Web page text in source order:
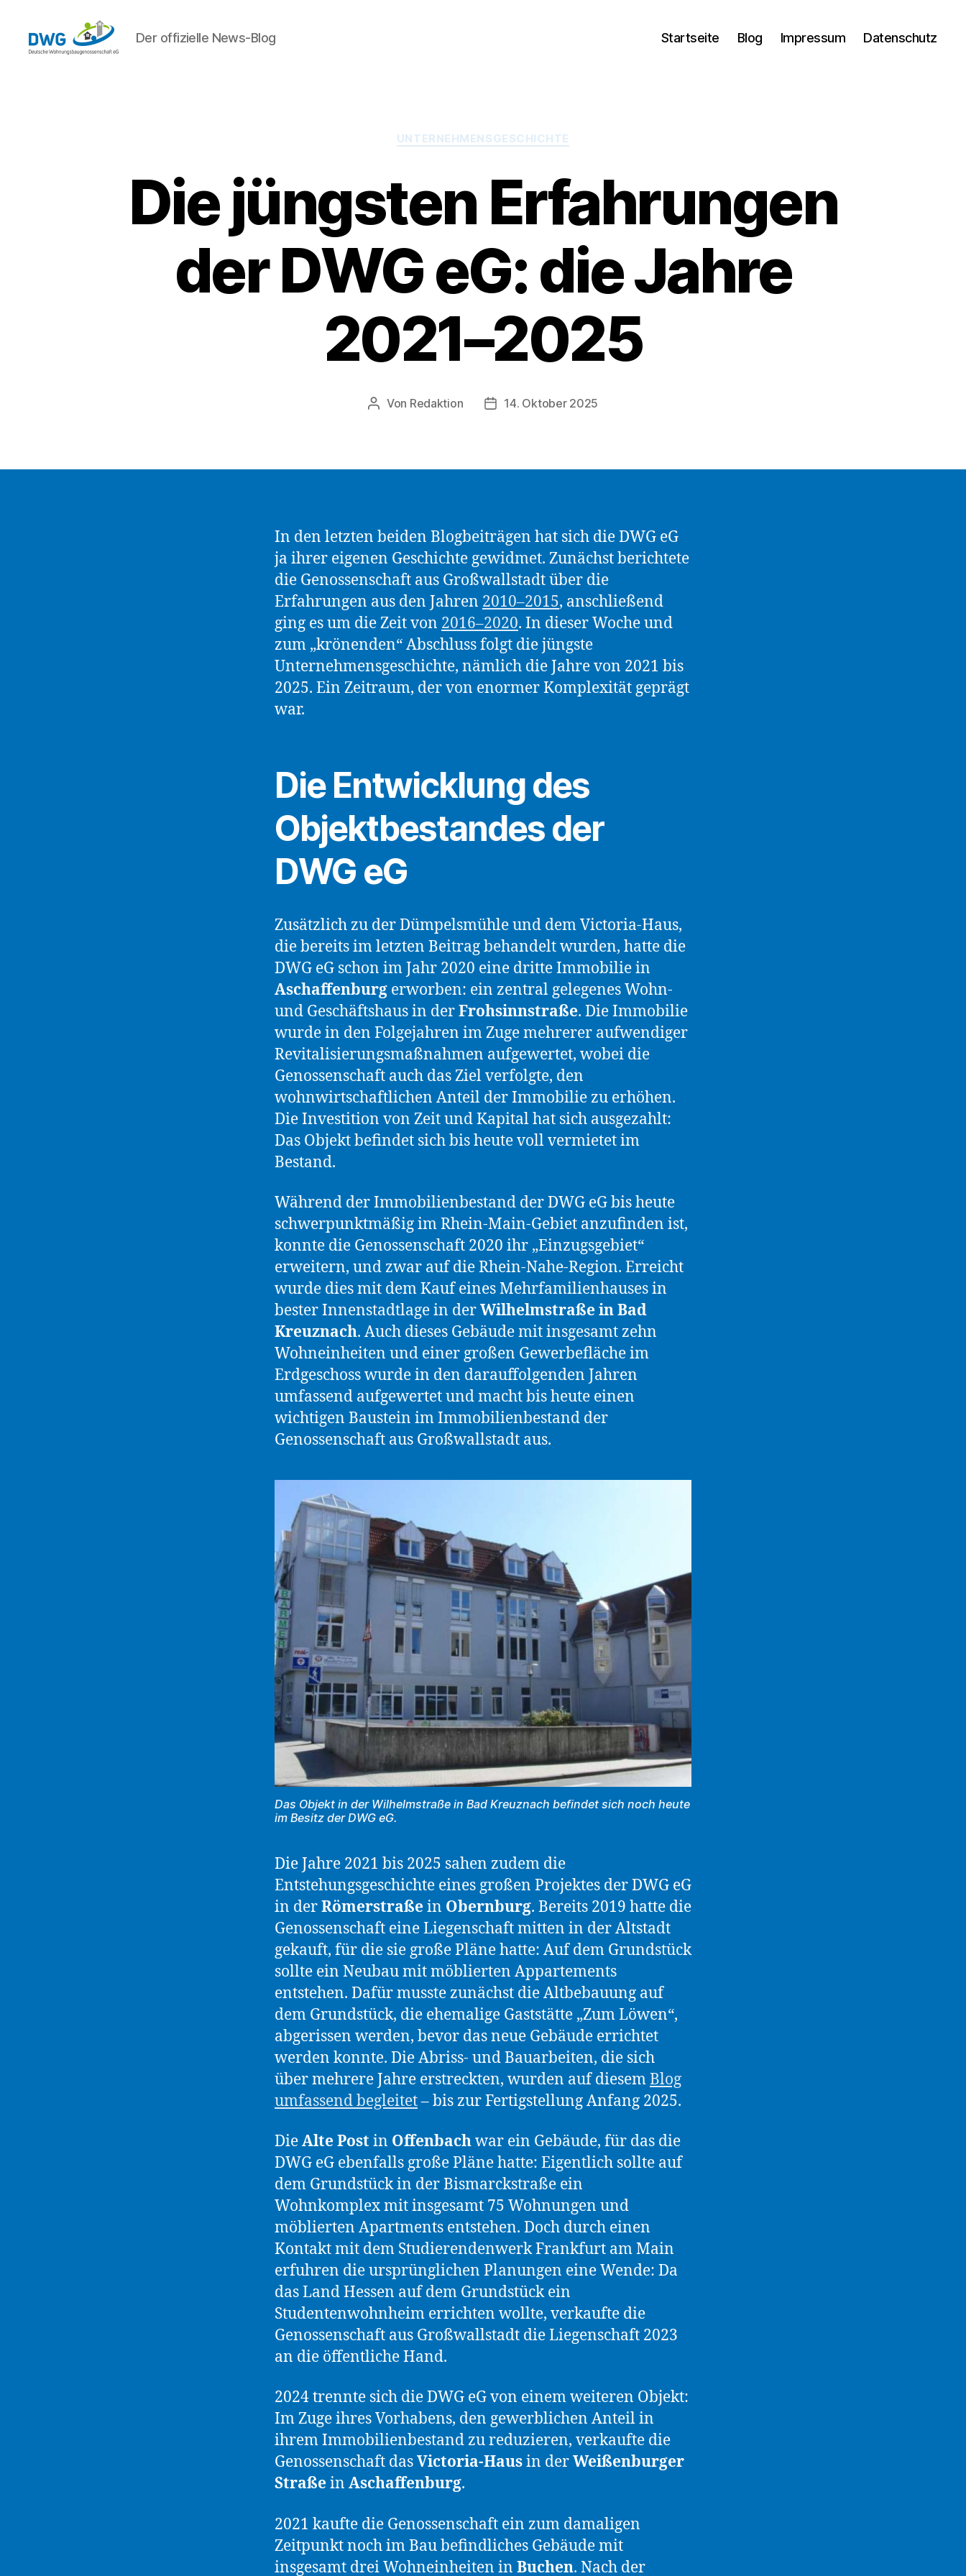
Der offizielle News-Blog Startseite Blog Impressum Datenschutz
Kategorien
UNTERNEHMENSGESCHICHTE
Die jüngsten Erfahrungen
der DWG eG: die Jahre
2021–2025
Beitragsautor
Von Redaktion Beitragsdatum
14. Oktober 2025
In den letzten beiden Blogbeiträgen hat sich die DWG eG
ja ihrer eigenen Geschichte gewidmet. Zunächst berichtete
die Genossenschaft aus Großwallstadt über die
Erfahrungen aus den Jahren 2010–2015, anschließend
ging es um die Zeit von 2016–2020. In dieser Woche und
zum „krönenden“ Abschluss folgt die jüngste
Unternehmensgeschichte, nämlich die Jahre von 2021 bis
2025. Ein Zeitraum, der von enormer Komplexität geprägt
war.
Die Entwicklung des
Objektbestandes der
DWG eG
Zusätzlich zu der Dümpelsmühle und dem Victoria-Haus,
die bereits im letzten Beitrag behandelt wurden, hatte die
DWG eG schon im Jahr 2020 eine dritte Immobilie in
Aschaffenburg erworben: ein zentral gelegenes Wohn-
und Geschäftshaus in derFrohsinnstraße. Die Immobilie
wurde in den Folgejahren im Zuge mehrerer aufwendiger
Revitalisierungsmaßnahmen aufgewertet, wobei die
Genossenschaft auch das Ziel verfolgte, den
wohnwirtschaftlichen Anteil der Immobilie zu erhöhen.
Die Investition von Zeit und Kapital hat sich ausgezahlt:
Das Objekt befindet sich bis heute voll vermietet im
Bestand.
Während der Immobilienbestand der DWG eG bis heute
schwerpunktmäßig im Rhein-Main-Gebiet anzufinden ist,
konnte die Genossenschaft 2020 ihr „Einzugsgebiet“
erweitern, und zwar auf die Rhein-Nahe-Region. Erreicht
wurde dies mit dem Kauf eines Mehrfamilienhauses in
bester Innenstadtlage in derWilhelmstraße in Bad
Kreuznach. Auch dieses Gebäude mit insgesamt zehn
Wohneinheiten und einer großen Gewerbefläche im
Erdgeschoss wurde in den darauffolgenden Jahren
umfassend aufgewertet und macht bis heute einen
wichtigen Baustein im Immobilienbestand der
Genossenschaft aus Großwallstadt aus.
Das Objekt in der Wilhelmstraße in Bad Kreuznach befindet sich noch heute
im Besitz der DWG eG.
Die Jahre 2021 bis 2025 sahen zudem die
Entstehungsgeschichte eines großen Projektes der DWG eG
in derRömerstraßein Obernburg. Bereits 2019 hatte die
Genossenschaft eine Liegenschaft mitten in der Altstadt
gekauft, für die sie große Pläne hatte: Auf dem Grundstück
sollte ein Neubau mit möblierten Appartements
entstehen. Dafür musste zunächst die Altbebauung auf
dem Grundstück, die ehemalige Gaststätte „Zum Löwen“,
abgerissen werden, bevor das neue Gebäude errichtet
werden konnte. Die Abriss- und Bauarbeiten, die sich
über mehrere Jahre erstreckten, wurden auf diesemBlog
umfassend begleitet– bis zur Fertigstellung Anfang 2025.
DieAlte Post in Offenbachwar ein Gebäude, für das die
DWG eG ebenfalls große Pläne hatte: Eigentlich sollte auf
dem Grundstück in der Bismarckstraße ein
Wohnkomplex mit insgesamt 75 Wohnungen und
möblierten Apartments entstehen. Doch durch einen
Kontakt mit dem Studierendenwerk Frankfurt am Main
erfuhren die ursprünglichen Planungen eine Wende: Da
das Land Hessen auf dem Grundstück ein
Studentenwohnheim errichten wollte, verkaufte die
Genossenschaft aus Großwallstadt die Liegenschaft 2023
an die öffentliche Hand.
2024 trennte sich die DWG eG von einem weiteren Objekt:
Im Zuge ihres Vorhabens, den gewerblichen Anteil in
ihrem Immobilienbestand zu reduzieren, verkaufte die
Genossenschaft dasVictoria-Hausin derWeißenburger
Straßein Aschaffenburg.
2021 kaufte die Genossenschaft ein zum damaligen
Zeitpunkt noch im Bau befindliches Gebäude mit
insgesamt drei Wohneinheiten in Buchen. Nach der